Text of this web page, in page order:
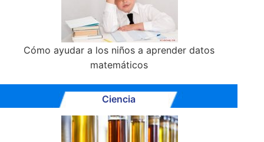
Cómo ayudar a los niños a aprender datos
matemáticos
Ciencia